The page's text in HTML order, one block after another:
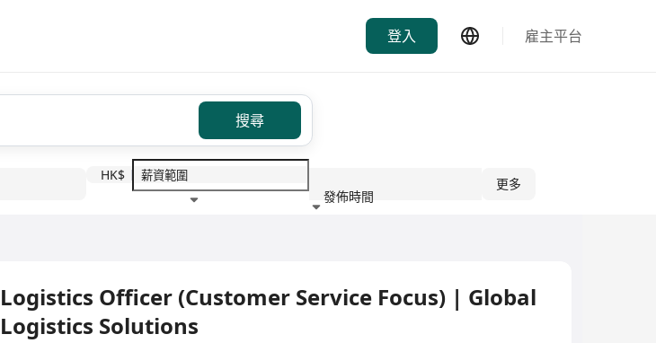
登入 雇主平台
搜尋
HK$
發佈時間
更多
Logistics Officer (Customer Service Focus) | Global
Logistics Solutions